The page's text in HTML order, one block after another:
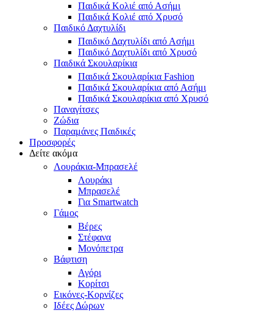
Παιδικά Κολιέ από Ασήμι
Παιδικά Κολιέ από Χρυσό
Παιδικό Δαχτυλίδι
Παιδικό Δαχτυλίδι από Ασήμι
Παιδικό Δαχτυλίδι από Χρυσό
Παιδικά Σκουλαρίκια
Παιδικά Σκουλαρίκια Fashion
Παιδικά Σκουλαρίκια από Ασήμι
Παιδικά Σκουλαρίκια από Χρυσό
Παναγίτσες
Ζώδια
Παραμάνες Παιδικές
Προσφορές
Δείτε ακόμα
Λουράκια-Μπρασελέ
Λουράκι
Μπρασελέ
Για Smartwatch
Γάμος
Βέρες
Στέφανα
Μονόπετρα
Βάφτιση
Αγόρι
Κορίτσι
Εικόνες-Κορνίζες
Ιδέες Δώρων